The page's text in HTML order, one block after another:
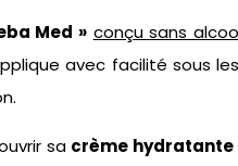
Med » conçu sans
avec facilité sous
sa crème hydratante